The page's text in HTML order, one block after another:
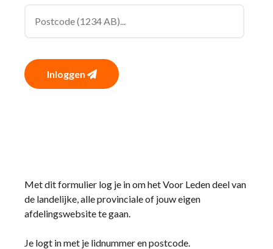
Inloggen
Met dit formulier log je in om het Voor Leden deel van
de landelijke, alle provinciale of jouw eigen
afdelingswebsite te gaan.
Je logt in met je lidnummer en postcode.